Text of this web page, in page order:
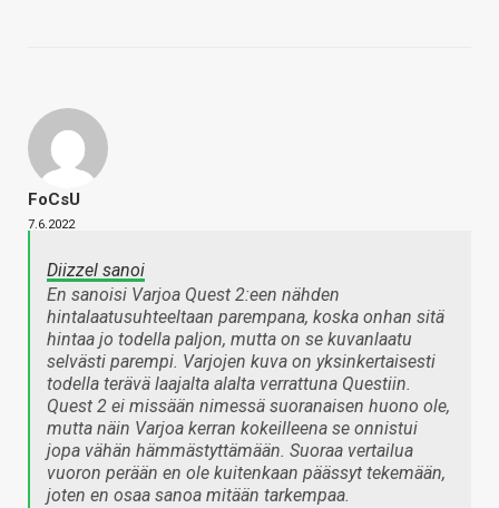
FoCsU
7.6.2022
Diizzel sanoi
En sanoisi Varjoa Quest 2:een nähden
hintalaatusuhteeltaan parempana, koska onhan sitä
hintaa jo todella paljon, mutta on se kuvanlaatu
selvästi parempi. Varjojen kuva on yksinkertaisesti
todella terävä laajalta alalta verrattuna Questiin.
Quest 2 ei missään nimessä suoranaisen huono ole,
mutta näin Varjoa kerran kokeilleena se onnistui
jopa vähän hämmästyttämään. Suoraa vertailua
vuoron perään en ole kuitenkaan päässyt tekemään,
joten en osaa sanoa mitään tarkempaa.